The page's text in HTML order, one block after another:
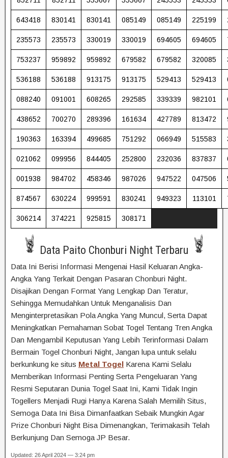
643418 830141 830141 085149 085149 225199
235573 235573 330019 330019 694605 694605
753237 959892 959892 679582 679582 320085
536188 536188 913175 913175 529413 529413
088240 091001 608265 292585 339339 982101
438652 700270 289396 161634 427789 813472
190363 163394 499685 751292 066949 515583
021062 099956 844405 252800 232036 837837
001938 984702 458346 987026 947522 047506
874567 630224 999591 830241 949323 113101
306214 374221 925815 308171
Data Paito Chonburi Night Terbaru
Data Ini Berisi Informasi Mengenai Hasil Keluaran Angka-
Angka Yang Terkait Dengan Pasaran Chonburi Night.
Disajikan Dengan Format Yang Lengkap Dan Teratur,
Sehingga Memudahkan Untuk Menganalisis Dan
Menginterpretasikan Pola Angka Yang Muncul, Serta Dapat
Meningkatkan Pemahaman Sobat Togel Tentang Tren Angka
Dan Mengambil Keputusan Yang Lebih Terinformasi Dalam
Bermain Togel Chonburi Night, Jangan lupa untuk selalu
berkunkung ke situs Metal Togel Karena Kami Selalu
Memberikan Informasi Penting Serta Pengeluaran Yang
Resmi Seputaran Dunia Togel Saat Ini, Kami Tidak Ingin
Togellers Menjadi Rugi Hanya Karena Salah Memilih Situs,
Semoga Data Ini Bisa Dimanfaatkan Sebaik Mungkin Agar
Prize Chonburi Night Bisa Dimenangkan, Terimakasih Telah
Berkunjung Dan Semoga JP Besar.
Updated: 26 April 2024 — 3:24 pm